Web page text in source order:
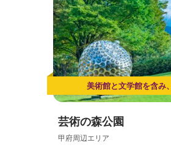
美術館と文学館を含み
芸術の森公園
甲府周辺エリア